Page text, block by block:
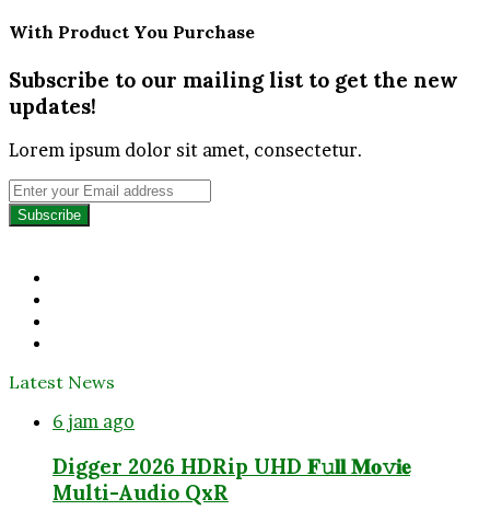
With Product You Purchase
Subscribe to our mailing list to get the new
updates!
Lorem ipsum dolor sit amet, consectetur.
Enter
your
Email
Latest News
6 jam ago
Digger 2026 HDRip UHD 𝐅𝚞𝐥𝐥 𝐌𝐨𝚟𝐢𝐞
Multi-Audio QxR